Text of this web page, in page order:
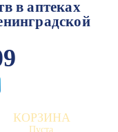
в аптеках
КОРЗИНА
Пуста